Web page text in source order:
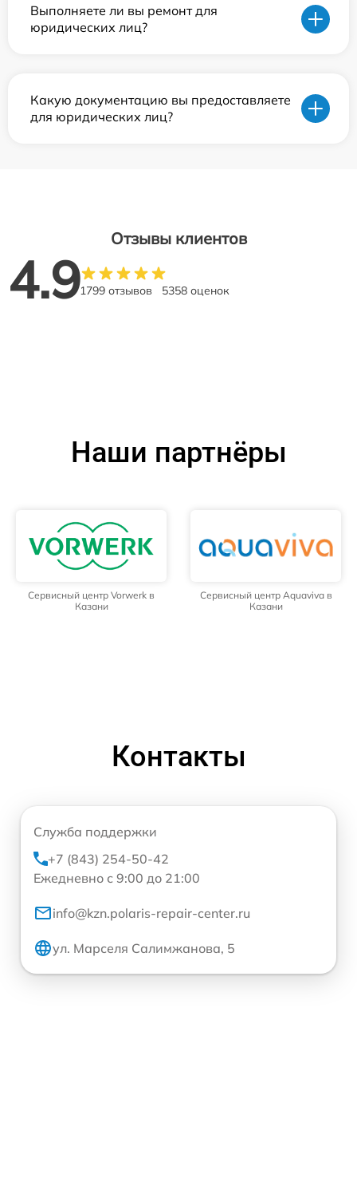
Выполняете ли вы ремонт для
юридических лиц?
Какую документацию вы предоставляете
для юридических лиц?
Отзывы клиентов
4.91799 отзывов 5358 оценок
Наши партнёры
Сервисный центр Vorwerk в
Казани
Сервисный центр Aquaviva в
Казани
Контакты
Служба поддержки
+7 (843) 254-50-42
Ежедневно с 9:00 до 21:00
info@kzn.polaris-repair-center.ru
ул. Марселя Салимжанова, 5